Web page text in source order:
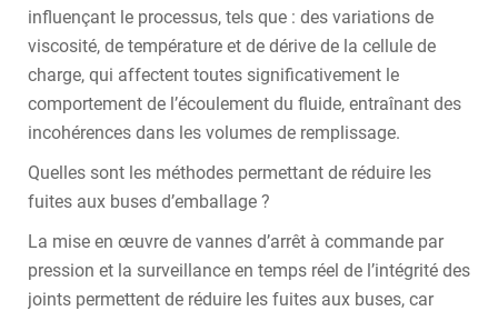
influençant le processus, tels que : des variations de
viscosité, de température et de dérive de la cellule de
charge, qui affectent toutes significativement le
comportement de l’écoulement du fluide, entraînant des
incohérences dans les volumes de remplissage.
Quelles sont les méthodes permettant de réduire les
fuites aux buses d’emballage ?
La mise en œuvre de vannes d’arrêt à commande par
pression et la surveillance en temps réel de l’intégrité des
joints permettent de réduire les fuites aux buses, car